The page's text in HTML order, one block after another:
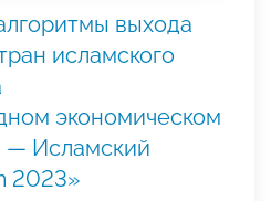
выхода
исламского
экономическом
— Исламский
2023»